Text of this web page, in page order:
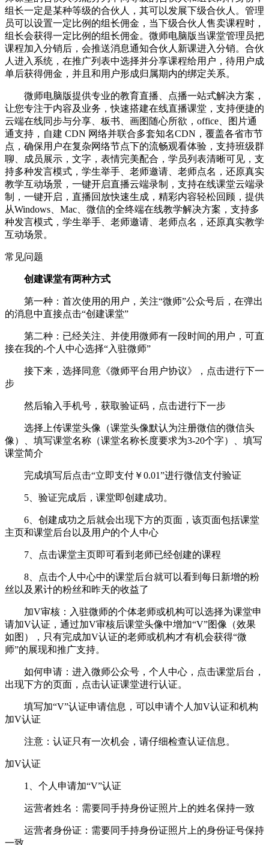
组长一定是某种等级的合伙人，其可以发展下级合伙人。管理
员可以设置一定比例的组长佣金，当下级合伙人售卖课程时，
组长会获得一定比例的组长佣金。微师电脑版当课堂管理员把
课程加入分销后，会推送消息通知合伙人新课进入分销。合伙
人进入系统，在推广列表中选择并分享课程给用户，待用户成
单后获得佣金，并且和用户形成归属期内的绑定关系。
微师电脑版提供专业的教育直播、点播一站式解决方案，
让您专注于内容及业务，快速搭建在线直播课堂，支持便捷的
云端在线同步与分享、板书、画图随心所欲，office、图片通
通支持，自建 CDN 网络并联合多套知名CDN，覆盖各省市节
点，确保用户在复杂网络节点下的流畅观看体验，支持班级群
聊、成员展示，文字，表情完美配合，学员列表清晰可见，支
持多种发言模式，学生举手、老师邀请、老师点名，还原真实
教学互动场景，一键开启直播云端录制，支持在线课堂云端录
制，一键开启，直播回放快速生成，精彩内容轻松回顾，提供
从Windows、Mac、微信的全终端在线教学解决方案，支持多
种发言模式，学生举手、老师邀请、老师点名，还原真实教学
互动场景。
常见问题
创建课堂有两种方式
第一种：首次使用的用户，关注“微师”公众号后，在弹出
的消息中直接点击“创建课堂”
第二种：已经关注、并使用微师有一段时间的用户，可直
接在我的-个人中心选择“入驻微师”
接下来，选择同意《微师平台用户协议》，点击进行下一
步
然后输入手机号，获取验证码，点击进行下一步
选择上传课堂头像（课堂头像默认为注册微信的微信头
像）、填写课堂名称（课堂名称长度要求为3-20个字）、填写
课堂简介
完成填写后点击“立即支付￥0.01”进行微信支付验证
5、验证完成后，课堂即创建成功。
6、创建成功之后就会出现下方的页面，该页面包括课堂
主页和课堂后台以及用户的个人中心
7、点击课堂主页即可看到老师已经创建的课程
8、点击个人中心中的课堂后台就可以看到每日新增的粉
丝以及累计的粉丝和昨天的收益了
加V审核：入驻微师的个体老师或机构可以选择为课堂申
请加V认证，通过加V审核后课堂头像中增加“V”图像（效果
如图），只有完成加V认证的老师或机构才有机会获得“微
师”的展现和推广支持。
如何申请：进入微师公众号，个人中心，点击课堂后台，
出现下方的页面，点击认证课堂进行认证。
填写加“V”认证申请信息，可以申请个人加V认证和机构
加V认证
注意：认证只有一次机会，请仔细检查认证信息。
加V认证
1、个人申请加“V”认证
运营者姓名：需要同手持身份证照片上的姓名保持一致
运营者身份证：需要同手持身份证照片上的身份证号保持
一致